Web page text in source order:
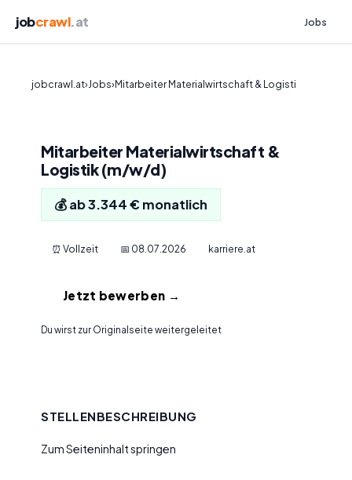
jobcrawl.at Jobs
jobcrawl.at›Jobs›Mitarbeiter Materialwirtschaft & Logisti
Mitarbeiter Materialwirtschaft &
Logistik (m/w/d)
💰 ab 3.344 € monatlich
⏰ Vollzeit 📅 08.07.2026 karriere.at
Jetzt bewerben →
Du wirst zur Originalseite weitergeleitet
STELLENBESCHREIBUNG
Zum Seiteninhalt springen